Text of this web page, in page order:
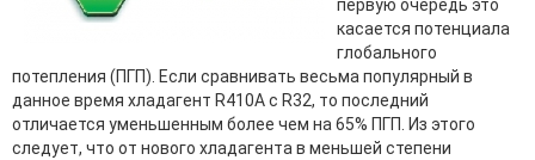
первую очередь это
касается потенциала
глобального
потепления (ПГП). Если сравнивать весьма популярный в
данное время хладагент R410A с R32, то последний
отличается уменьшенным более чем на 65% ПГП. Из этого
следует, что от нового хладагента в меньшей степени